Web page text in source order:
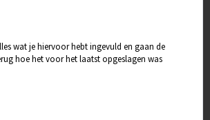
wat je hiervoor hebt ingevuld en gaan de
hoe het voor het laatst opgeslagen was